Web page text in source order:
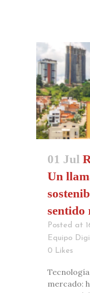
01 Jul
Un
sentido
Posted at
Equipo
0 Likes
mercado: